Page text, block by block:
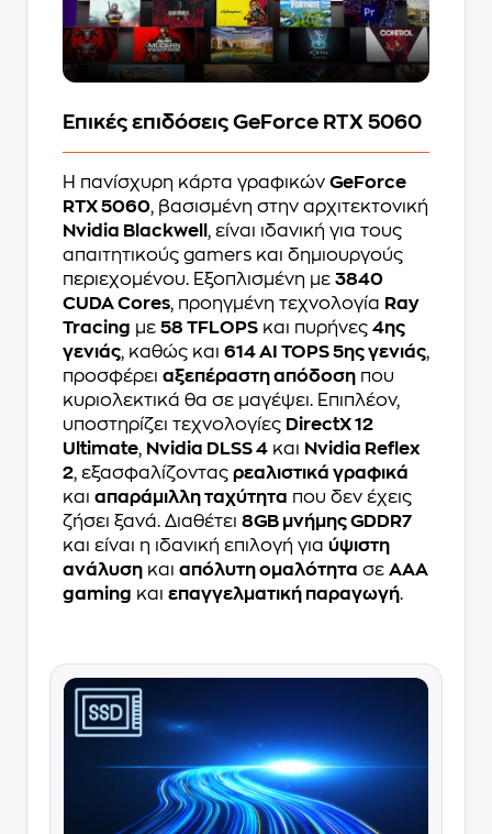
Επικές επιδόσεις GeForce RTX 5060
Η πανίσχυρη κάρτα γραφικών GeForce
RTX 5060, βασισμένη στην αρχιτεκτονική
Nvidia Blackwell , είναι ιδανική για τους
απαιτητικούς gamers και δημιουργούς
περιεχομένου. Εξοπλισμένη με 3840
CUDA Cores, προηγμένη τεχνολογία Ray
Tracing με 58 TFLOPS και πυρήνες 4ης
γενιάς, καθώς και 614 AI TOPS 5ης γενιάς,
προσφέρει αξεπέραστη απόδοση που
κυριολεκτικά θα σε μαγέψει. Επιπλέον,
υποστηρίζει τεχνολογίες DirectX 12
Ultimate, Nvidia DLSS 4 και Nvidia Reflex
2, εξασφαλίζοντας ρεαλιστικά γραφικά
και απαράμιλλη ταχύτητα που δεν έχεις
ζήσει ξανά. Διαθέτει 8GB μνήμης GDDR7
και είναι η ιδανική επιλογή για ύψιστη
ανάλυση και απόλυτη ομαλότητα σε AAA
gaming και επαγγελματική παραγωγή.